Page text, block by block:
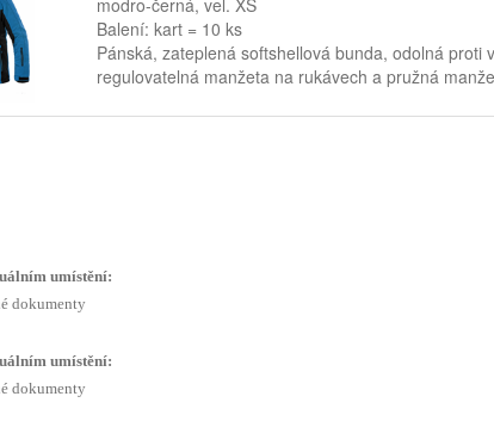
Balení: kart = 10 ks
Pánská, zateplená softshellová bunda, odolná
regulovatelná manžeta na rukávech a pružná
umístění:
dokumenty
umístění:
dokumenty